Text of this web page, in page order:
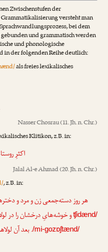
Zwischenstufen der
versteht man
bei dem
und grammatisch werden
und phonologische
der folgenden Reihe deutlich:
als freies lexikalisches
Nasser Chosrau(11. Jh. n. Chr.)
Klitikon, z.B. in:
اکثرِ
Jalal Al-e Ahmad(20. Jh. n. Chr.)
, z.B. in:
هر روز دسته‌جمعی زن و مرد و
ʧidænd/و خوشه‌هایِ درخشان را در
/mi-gozɒʃtænd/. بعد آن